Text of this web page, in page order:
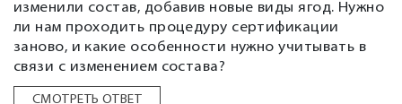
изменили состав, добавив новые виды ягод. Нужно
ли нам проходить процедуру сертификации
заново, и какие особенности нужно учитывать в
связи с изменением состава?
СМОТРЕТЬ ОТВЕТ